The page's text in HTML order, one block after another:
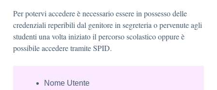
Per potervi accedere è necessario essere in possesso delle
credenziali reperibili dal genitore in segreteria o pervenute agli
studenti una volta iniziato il percorso scolastico oppure è
possibile accedere tramite SPID.
Nome Utente